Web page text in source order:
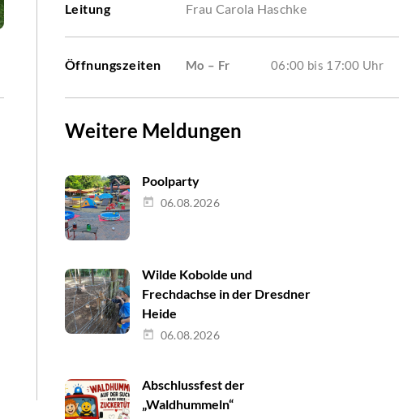
Leitung Frau Carola Haschke
Öffnungszeiten Mo – Fr 06:00 bis 17:00 Uhr
Weitere Meldungen
Poolparty
06.08.2026
Wilde Kobolde und
Frechdachse in der Dresdner
Heide
06.08.2026
Abschlussfest der
„Waldhummeln“